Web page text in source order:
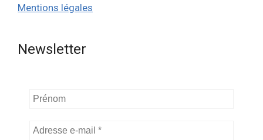
Mentions légales
Newsletter
Prénom
Adresse